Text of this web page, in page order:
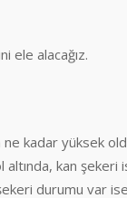
ele alacağız.
kadar yüksek
kan şekeri
durumu var ise